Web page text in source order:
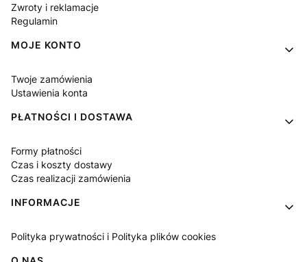
Zwroty i reklamacje
Regulamin
MOJE KONTO
Twoje zamówienia
Ustawienia konta
PŁATNOŚCI I DOSTAWA
Formy płatności
Czas i koszty dostawy
Czas realizacji zamówienia
INFORMACJE
Polityka prywatności i Polityka plików cookies